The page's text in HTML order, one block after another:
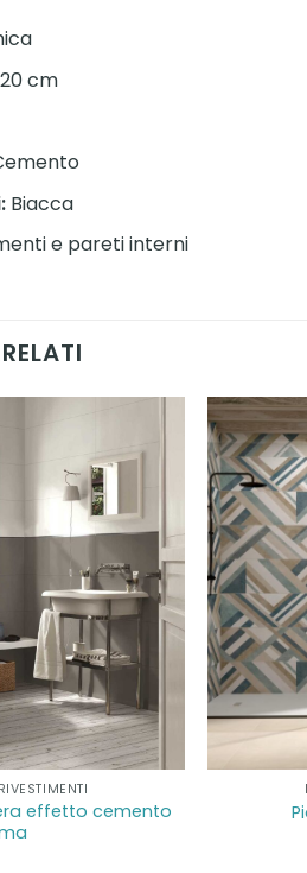
cm
Biacca
e pareti interni
effetto cemento